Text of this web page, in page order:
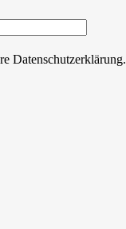
Datenschutzerklärung.